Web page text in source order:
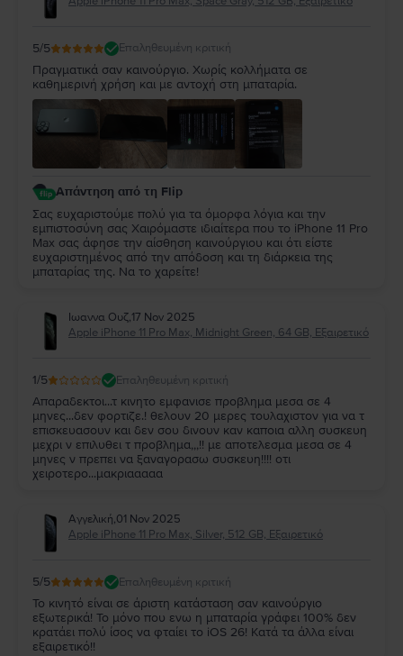
5/5 Επαληθευμένη κριτική
Πραγματικά σαν καινούργιο. Χωρίς κολλήματα σε
καθημερινή χρήση και με αντοχή στη μπαταρία.
Απάντηση από τη Flip
Σας ευχαριστούμε πολύ για τα όμορφα λόγια και την
εμπιστοσύνη σας Χαιρόμαστε ιδιαίτερα που το iPhone 11 Pro
Max σας άφησε την αίσθηση καινούργιου και ότι είστε
ευχαριστημένος από την απόδοση και τη διάρκεια της
μπαταρίας της. Να το χαρείτε!
Ιωαννα Ουζ,17 Nov 2025
Apple iPhone 11 Pro Max, Midnight Green, 64 GB, Εξαιρετικό
1/5 Επαληθευμένη κριτική
Απαραδεκτοι...τ κινητο εμφανισε προβλημα μεσα σε 4
μηνες...δεν φορτιζε.! θελουν 20 μερες τουλαχιστον για να τ
επισκευασουν και δεν σου δινουν καν καποια αλλη συσκευη
μεχρι ν επιλυθει τ προβλημα,,,!! με αποτελεσμα μεσα σε 4
μηνες ν πρεπει να ξαναγορασω συσκευη!!!! οτι
χειροτερο...μακριααααα
Αγγελική,01 Nov 2025
Apple iPhone 11 Pro Max, Silver, 512 GB, Εξαιρετικό
5/5 Επαληθευμένη κριτική
Το κινητό είναι σε άριστη κατάσταση σαν καινούργιο
εξωτερικά! Το μόνο που ενω η μπαταρία γράφει 100% δεν
κρατάει πολύ ίσος να φταίει το iOS 26! Κατά τα άλλα είναι
εξαιρετικό!!